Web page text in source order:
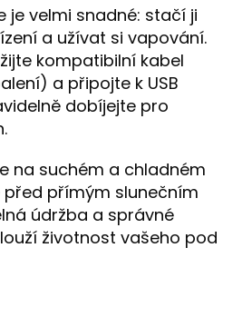
je velmi snadné: stačí ji
a užívat si vapování.
kompatibilní kabel
a připojte k USB
dobíjejte pro
na suchém a chladném
přímým slunečním
údržba a správné
životnost vašeho pod